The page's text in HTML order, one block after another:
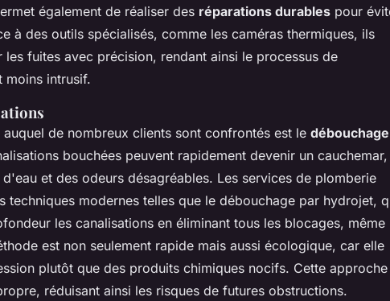
également de réaliser des réparations durables pour
à des outils spécialisés, comme les caméras thermiques, ils
fuites avec précision, rendant ainsi le processus de
moins intrusif.
de nombreux clients sont confrontés est le débouchage
bouchées peuvent rapidement devenir un cauchemar,
et des odeurs désagréables. Les services de plomberie
techniques modernes telles que le débouchage par hydrojet,
les canalisations en éliminant tous les blocages, même
est non seulement rapide mais aussi écologique, car elle
plutôt que des produits chimiques nocifs. Cette approche
réduisant ainsi les risques de futures obstructions.